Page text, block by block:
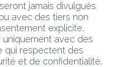
jamais divulgués
avec des tiers non
explicite.
avec des
qui respectent des
et de confidentialité.